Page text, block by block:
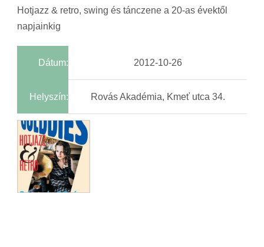
Hotjazz & retro, swing és tánczene a 20-as évektől
napjainkig
Dátum: 2012-10-26
Helyszín: Rovás Akadémia, Kmeť utca 34.